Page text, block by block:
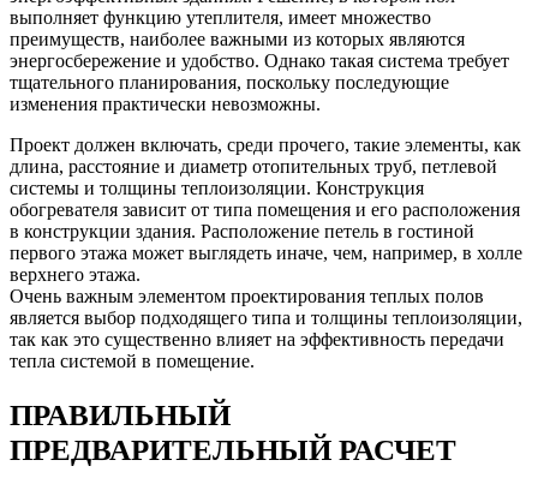
выполняет функцию утеплителя, имеет множество
преимуществ, наиболее важными из которых являются
энергосбережение и удобство. Однако такая система требует
тщательного планирования, поскольку последующие
изменения практически невозможны.
Проект должен включать, среди прочего, такие элементы, как
длина, расстояние и диаметр отопительных труб, петлевой
системы и толщины теплоизоляции. Конструкция
обогревателя зависит от типа помещения и его расположения
в конструкции здания. Расположение петель в гостиной
первого этажа может выглядеть иначе, чем, например, в холле
верхнего этажа.
Очень важным элементом проектирования теплых полов
является выбор подходящего типа и толщины теплоизоляции,
так как это существенно влияет на эффективность передачи
тепла системой в помещение.
ПРАВИЛЬНЫЙ
ПРЕДВАРИТЕЛЬНЫЙ РАСЧЕТ